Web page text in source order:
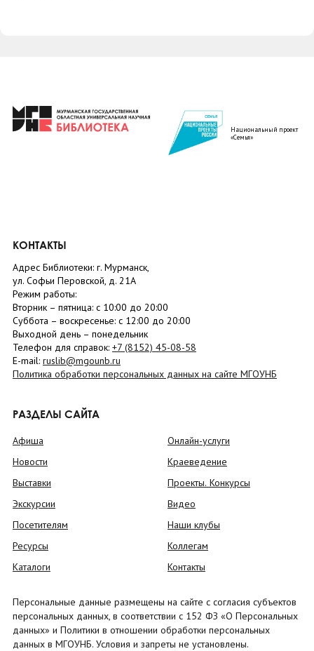
Национальный проект
«Семья»
КОНТАКТЫ
Адрес Библиотеки: г. Мурманск,
ул. Софьи Перовской, д. 21А
Режим работы:
Вторник – пятница: с 10:00 до 20:00
Суббота – воскресенье: c 12:00 до 20:00
Выходной день – понедельник
Телефон для справок: +7 (8152) 45-08-58
E-mail: ruslib@mgounb.ru
Политика обработки персональных данных на сайте МГОУНБ
РАЗДЕЛЫ САЙТА
Афиша
Новости
Выставки
Экскурсии
Посетителям
Ресурсы
Каталоги
Онлайн-услуги
Краеведение
Проекты. Конкурсы
Видео
Наши клубы
Коллегам
Контакты
Персональные данные размещены на сайте с согласия субъектов
персональных данных, в соответствии с 152 ФЗ «О Персональных
данных» и Политики в отношении обработки персональных
данных в МГОУНБ. Условия и запреты не установлены.